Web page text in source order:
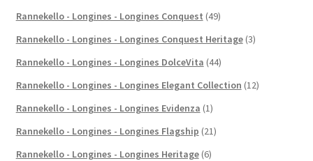
Rannekello - Longines - Longines Conquest (49)
Rannekello - Longines - Longines Conquest Heritage (3)
Rannekello - Longines - Longines DolceVita (44)
Rannekello - Longines - Longines Elegant Collection (12)
Rannekello - Longines - Longines Evidenza (1)
Rannekello - Longines - Longines Flagship (21)
Rannekello - Longines - Longines Heritage (6)